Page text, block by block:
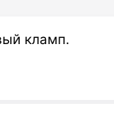
кламп.